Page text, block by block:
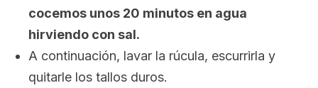
cocemos unos 20 minutos en agua
hirviendo con sal.
A continuación, lavar la rúcula, escurrirla y
quitarle los tallos duros.